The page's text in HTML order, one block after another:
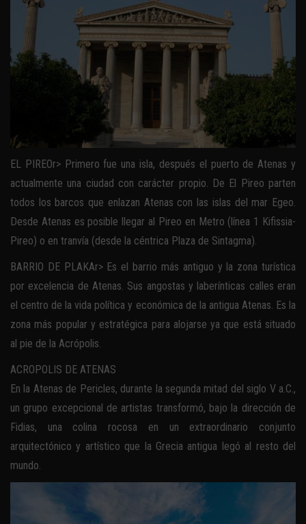
EL PIREOr> Primero fue una isla, después el puerto de Atenas y
actualmente una ciudad con carácter propio. De El Pireo parten
todos los barcos que enlazan Atenas con las islas del mar Egeo.
Desde Atenas es posible llegar al Pireo en Metro (línea 1 Kifissia-
Pireo) o en tranvía (desde la céntrica Plaza de Sintagma).
BARRIO DE PLAKAr> Es el barrio más antiguo y la zona turística
por excelencia de Atenas. Sus angostas y laberínticas calles eran
el centro de la vida política y económica de la antigua Atenas. Es la
zona más popular y estratégica para alojarse ya que está situado
al pie de la Acrópolis.
ACROPOLIS DE ATENAS
En la Atenas de Pericles, durante la segunda mitad del siglo V a.C.,
un grupo excepcional de artistas transformó, bajo la dirección de
Fidias, una colina rocosa en un extraordinario conjunto
arquitectónico y artístico que la Grecia antigua legó al resto del
mundo.